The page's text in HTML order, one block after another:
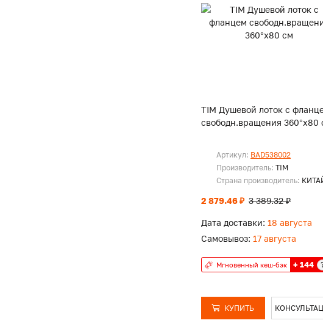
TIM Душевой лоток c
свободн.вращения 360°х80
Артикул: BAD538002
Производитель: TIM
Страна производитель:
2 879.46 ₽ 3 389.32 ₽
Дата доставки: 18 августа
Самовывоз: 17 августа
Мгновенный кеш-бэк + 144
КУПИТЬ